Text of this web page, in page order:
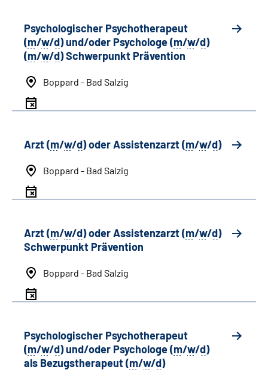
Psychologischer Psychotherapeut
(m/w/d) und/oder Psychologe (m/w/d)
(m/w/d) Schwerpunkt Prävention
Boppard - Bad Salzig
Arzt (m/w/d) oder Assistenzarzt (m/w/d)
Boppard - Bad Salzig
Arzt (m/w/d) oder Assistenzarzt (m/w/d)
Schwerpunkt Prävention
Boppard - Bad Salzig
Psychologischer Psychotherapeut
(m/w/d) und/oder Psychologe (m/w/d)
als Bezugstherapeut (m/w/d)